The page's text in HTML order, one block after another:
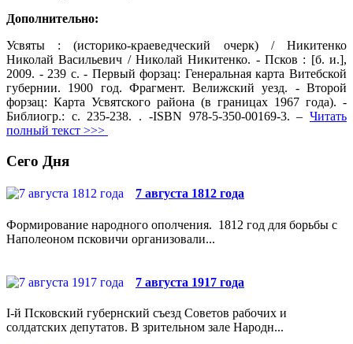
Дополнительно:
Усвяты : (историко-краеведческий очерк) / Никитенко
Николай Васильевич / Николай Никитенко. - Псков : [б. и.],
2009. - 239 с. - Первый форзац: Генеральная карта Витебской
губернии. 1900 год. Фрагмент. Велижский уезд. - Второй
форзац: Карта Усвятского района (в границах 1967 года). -
Библиогр.: с. 235-238. . -ISBN 978-5-350-00169-3. – Читать
полный текст >>>
Сего Дня
7 августа 1812 года
Формирование народного ополчения. 1812 год для борьбы с
Наполеоном псковичи организовали...
7 августа 1917 года
I-й Псковский губернский съезд Советов рабочих и
солдатских депутатов. В зрительном зале Народн...